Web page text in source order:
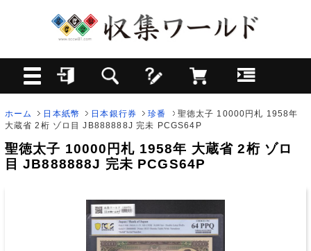
ホーム 日本紙幣 日本銀行券 珍番
聖徳太子 10000円札 1958年
大蔵省 2桁 ゾロ目 JB888888J 完未 PCGS64P
聖徳太子 10000円札 1958年 大蔵省 2桁 ゾロ
目 JB888888J 完未 PCGS64P